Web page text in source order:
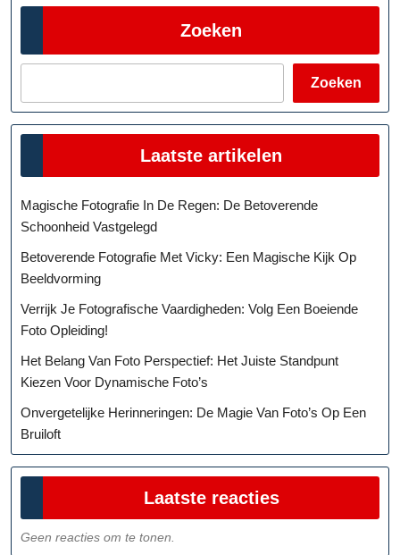
Zoeken
Zoeken
Laatste artikelen
Magische Fotografie In De Regen: De Betoverende
Schoonheid Vastgelegd
Betoverende Fotografie Met Vicky: Een Magische Kijk Op
Beeldvorming
Verrijk Je Fotografische Vaardigheden: Volg Een Boeiende
Foto Opleiding!
Het Belang Van Foto Perspectief: Het Juiste Standpunt
Kiezen Voor Dynamische Foto’s
Onvergetelijke Herinneringen: De Magie Van Foto’s Op Een
Bruiloft
Laatste reacties
Geen reacties om te tonen.